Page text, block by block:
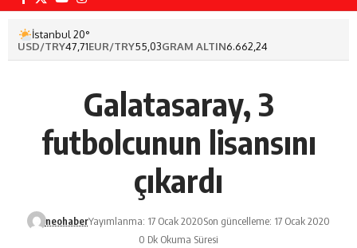
İstanbul 20°
USD/TRY47,71EUR/TRY55,03GRAM ALTIN6.662,24
Galatasaray, 3
futbolcunun lisansını
çıkardı
neohaberYayımlanma: 17 Ocak 2020Son güncelleme: 17 Ocak 2020
0 Dk Okuma Süresi